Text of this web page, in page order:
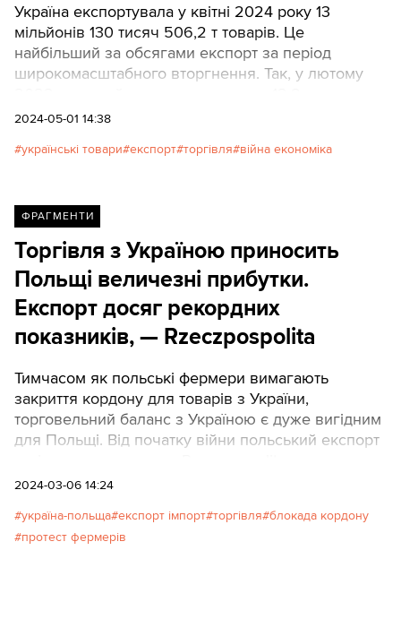
Україна експортувала у квітні 2024 року 13
мільйонів 130 тисяч 506,2 т товарів. Це
найбільший за обсягами експорт за період
широкомасштабного вторгнення. Так, у лютому
2024-05-01 14:38
українські товари експорт торгівля війна економіка
ФРАГМЕНТИ
Торгівля з Україною приносить
Польщі величезні прибутки.
Експорт досяг рекордних
показників, — Rzeczpospolita
Тимчасом як польські фермери вимагають
закриття кордону для товарів з України,
торговельний баланс з Україною є дуже вигідним
для Польщі. Від початку війни польський експорт
2024-03-06 14:24
україна-польща експорт імпорт торгівля блокада кордону
протест фермерів